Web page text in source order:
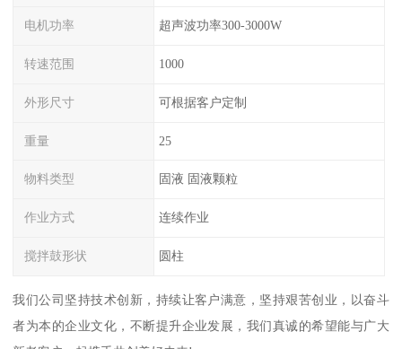
电机功率 超声波功率300-3000W
转速范围 1000
外形尺寸 可根据客户定制
重量 25
物料类型 固液 固液颗粒
作业方式 连续作业
搅拌鼓形状 圆柱
我们公司坚持技术创新，持续让客户满意，坚持艰苦创业，以奋斗
者为本的企业文化，不断提升企业发展，我们真诚的希望能与广大